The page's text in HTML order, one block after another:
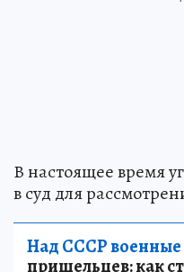
В настоящее время
в суд для
Над СССР военные
пришельцев: как